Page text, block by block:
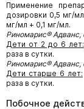
Применение
дозировки 0,5 мг/
мг/мл + 0,1 мг/мл.
Риномарис® Адванс,
Дети от 2 до 6 лет:
раза в сутки.
Риномарис® Адванс,
Дети старше 6 лет:
раза в сутки.
Побочное